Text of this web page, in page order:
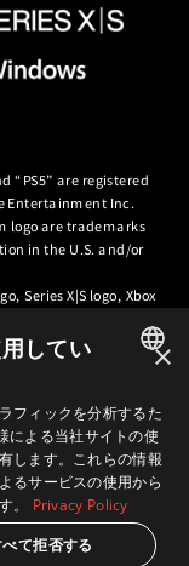
“PS5” are registered
Entertainment Inc.
logo are trademarks
in the U.S. and/or
Series X|S logo, Xbox
All rights reserved. CD
2077, the
are trademarks and/or
US and/or other
ENGLISH
×
してい
フィックを分析するた
による当社サイトの使
します。これらの情報
るサービスの使用から
。
Privacy Policy
て拒否する